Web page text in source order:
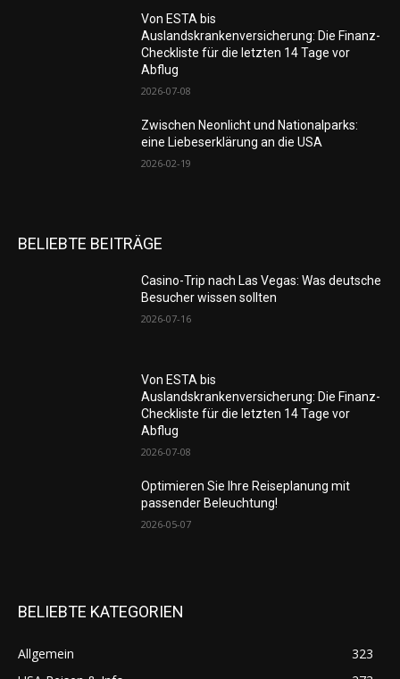
Von ESTA bis
Auslandskrankenversicherung: Die Finanz-
Checkliste für die letzten 14 Tage vor
Abflug
2026-07-08
Zwischen Neonlicht und Nationalparks:
eine Liebeserklärung an die USA
2026-02-19
BELIEBTE BEITRÄGE
Casino-Trip nach Las Vegas: Was deutsche
Besucher wissen sollten
2026-07-16
Von ESTA bis
Auslandskrankenversicherung: Die Finanz-
Checkliste für die letzten 14 Tage vor
Abflug
2026-07-08
Optimieren Sie Ihre Reiseplanung mit
passender Beleuchtung!
2026-05-07
BELIEBTE KATEGORIEN
Allgemein
323